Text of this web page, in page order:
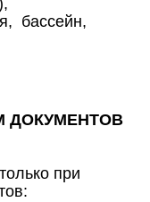
бассейн,
ДОКУМЕНТОВ
при